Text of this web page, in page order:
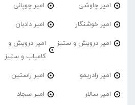
امیر چاوشی امیر چوپانی
امیر خوشنگار امیر دادبان
امیر درویش و ستیز
امیر درویش و
کامیاب و ستیز
امیر رادریمو امیر راستین
امیر سالار امیر سجاد